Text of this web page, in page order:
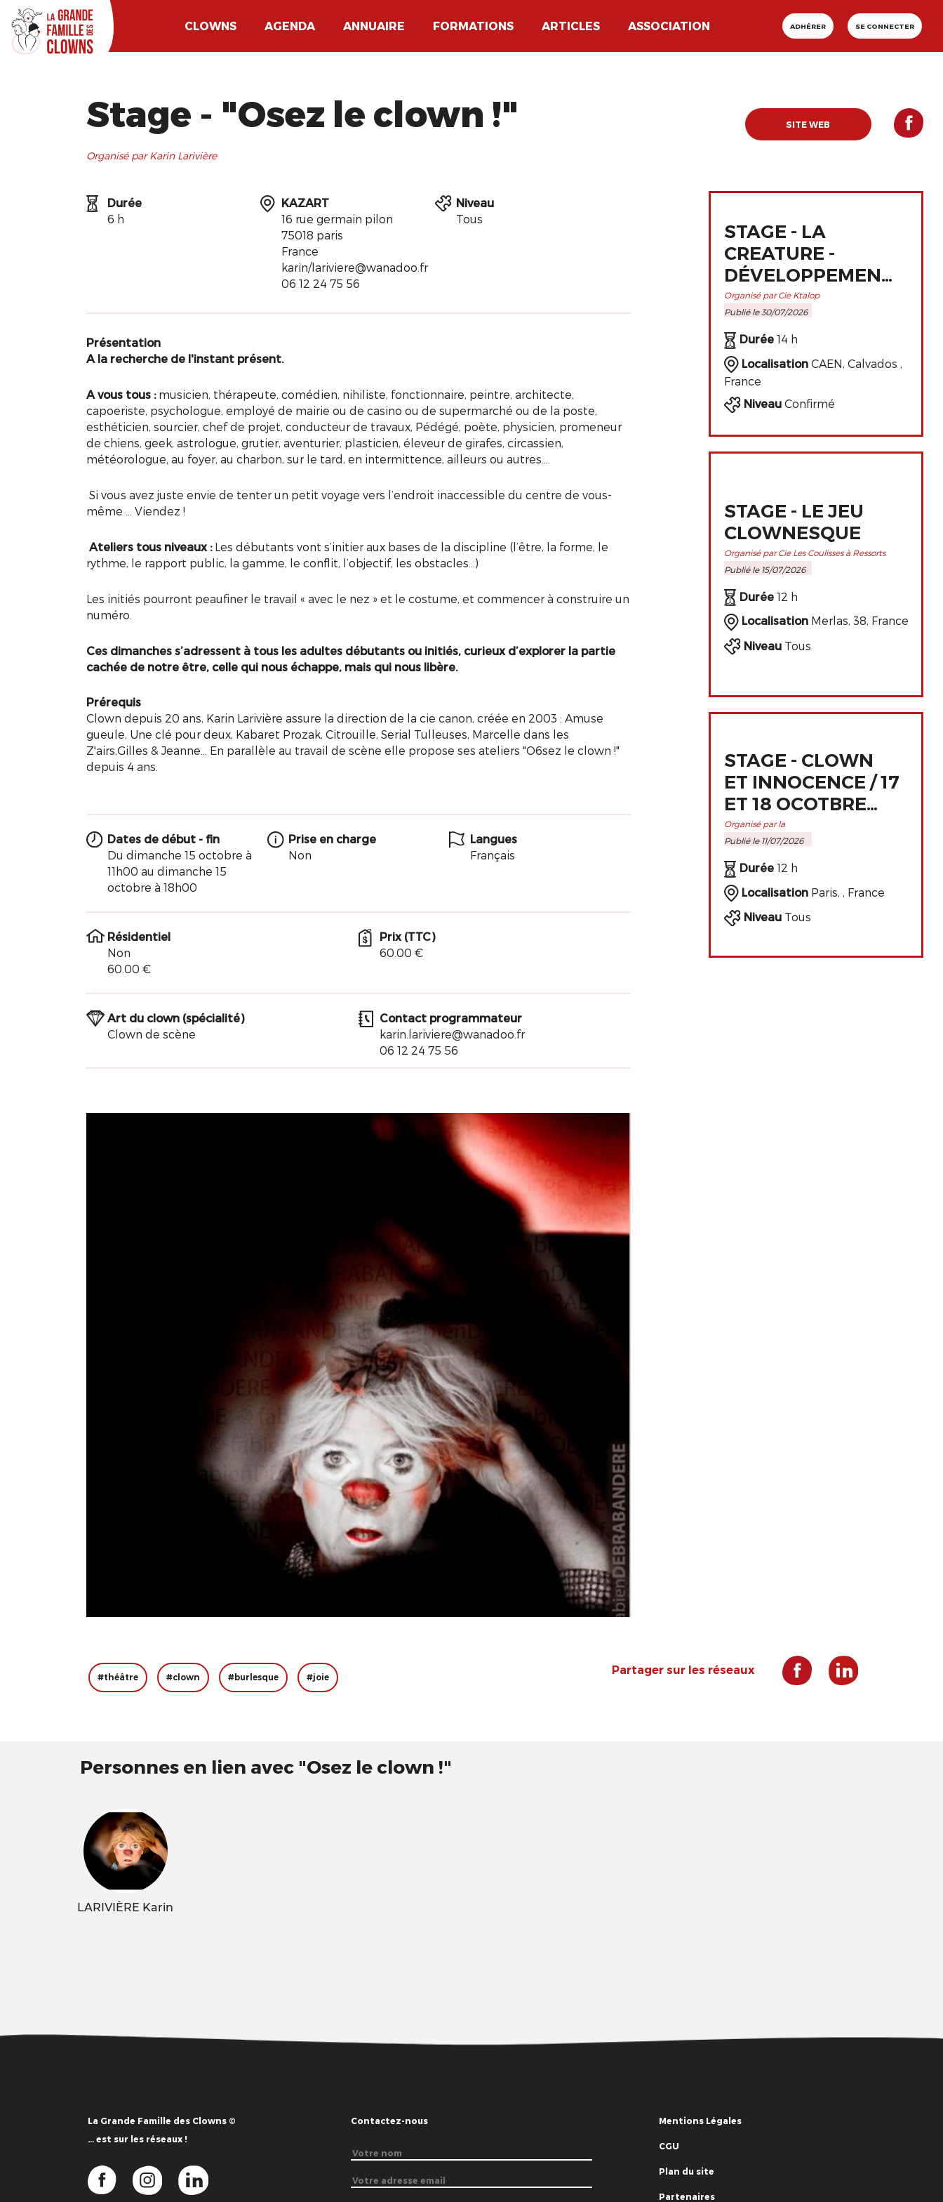
CLOWNS AGENDA ANNUAIRE FORMATIONS ARTICLES ASSOCIATION ADHÉRER SE CONNECTER
Stage - ​"Osez le clown !"
Organisé par Karin Larivière
Durée
6 h
KAZART
16 rue germain pilon
75018 paris
France
karin/lariviere@wanadoo.fr
06 12 24 75 56
Niveau
Tous
Présentation
A la recherche de l'instant présent.
A vous tous : musicien, thérapeute, comédien, nihiliste, fonctionnaire, peintre, architecte,
capoeriste, psychologue, employé de mairie ou de casino ou de supermarché ou de la poste,
esthéticien, sourcier, chef de projet, conducteur de travaux, Pédégé, poète, physicien, promeneur
de chiens, geek, astrologue, grutier, aventurier, plasticien, éleveur de girafes, circassien,
météorologue, au foyer, au charbon, sur le tard, en intermittence, ailleurs ou autres….
Si vous avez juste envie de tenter un petit voyage vers l’endroit inaccessible du centre de vous-
même … Viendez !
Ateliers tous niveaux : Les débutants vont s’initier aux bases de la discipline (l’être, la forme, le
rythme, le rapport public, la gamme, le conflit, l’objectif, les obstacles…)
Les initiés pourront peaufiner le travail « avec le nez » et le costume, et commencer à construire un
numéro.
Ces dimanches s’adressent à tous les adultes débutants ou initiés, curieux d’explorer la partie
cachée de notre être, celle qui nous échappe, mais qui nous libère.
Prérequis
Clown depuis 20 ans, Karin Larivière assure la direction de la cie canon, créée en 2003 : Amuse
gueule, Une clé pour deux, Kabaret Prozak, Citrouille, Serial Tulleuses, Marcelle dans les
Z'airs,Gilles & Jeanne... En parallèle au travail de scène elle propose ses ateliers "O6sez le clown !"
depuis 4 ans.
Dates de début - fin
Du dimanche 15 octobre à
11h00 au dimanche 15
octobre à 18h00
Prise en charge
Non
Langues
Français
Résidentiel
Non
60.00 €
Prix (TTC)
60.00 €
Art du clown (spécialité)
Clown de scène
Contact programmateur
karin.lariviere@wanadoo.fr
06 12 24 75 56
SITE WEB
STAGE - LA
CREATURE -
DÉVELOPPEMENT
ET
PERFECTIONNEMENT
DE L'ART
CLOWNESQUE
Organisé par Cie Ktalop
Publié le 30/07/2026
Durée14 h
LocalisationCAEN, Calvados ,
France
NiveauConfirmé
STAGE - LE JEU
CLOWNESQUE
Organisé par Cie Les Coulisses à Ressorts
Publié le 15/07/2026
Durée12 h
LocalisationMerlas, 38, France
NiveauTous
STAGE - CLOWN
ET INNOCENCE / 17
ET 18 OCOTBRE
2026 À PARIS
Organisé par la
Publié le 11/07/2026
Durée12 h
LocalisationParis, , France
NiveauTous
Partager sur les réseaux
#théâtre #clown #burlesque #joie
Personnes en lien avec ​"Osez le clown !"
LARIVIÈRE Karin
La Grande Famille des Clowns ©
… est sur les réseaux !
Contactez-nous Mentions Légales
CGU
Plan du site
Partenaires